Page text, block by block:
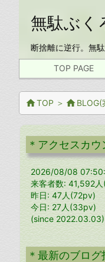
無駄ぶく
断捨離に逆行。無
TOP PAGE
TOP ＞ BLOG(
＊アクセスカウ
2026/08/08
来客者数: 41,592
昨日: 47人(72pv)
今日: 27人(33pv)
(since 2022.03.03)
＊最新のブログ